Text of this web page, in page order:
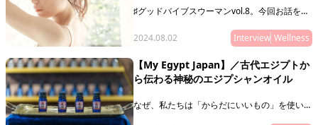
♯グッドバイブスウーマンvol.8。今回お話を伺
て、“自分を愛することから、全てがはじま
る”ことを確信し、2018年よりヒーラーとして
の“愛”とは？
2024.08.02 Interview Wellness
【My Egypt Japan】／古代エジプトか
ら伝わる神秘のエジプシャンオイル
なぜ、私たちは「からだにいいもの」を使いた